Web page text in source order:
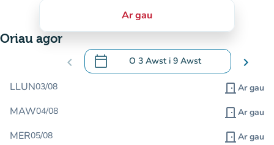
Ar gau
Oriau agor
chevron_left calendar_today O 3 Awst i 9 Awst
.Agor y calendr i newid dyddiadau chevron_right
LLUN03/08 door_front Ar gau
MAW04/08 door_front Ar gau
MER05/08 door_front Ar gau